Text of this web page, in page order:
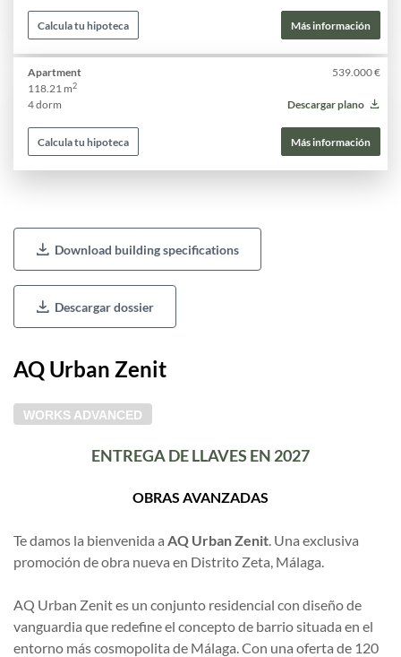
Calcula tu hipoteca Más información
Apartment
539.000 €
118.21 m2
4 dorm Descargar plano
Calcula tu hipoteca Más información
Download building specifications
Descargar dossier
AQ Urban Zenit
WORKS ADVANCED
ENTREGA DE LLAVES EN 2027
OBRAS AVANZADAS
Te damos la bienvenida a AQ Urban Zenit. Una exclusiva
promoción de obra nueva en Distrito Zeta, Málaga.
AQ Urban Zenit es un conjunto residencial con diseño de
vanguardia que redefine el concepto de barrio situada en el
entorno más cosmopolita de Málaga. Con una oferta de 120